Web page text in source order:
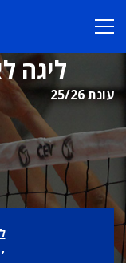
ליגה
עונת 25/26
,